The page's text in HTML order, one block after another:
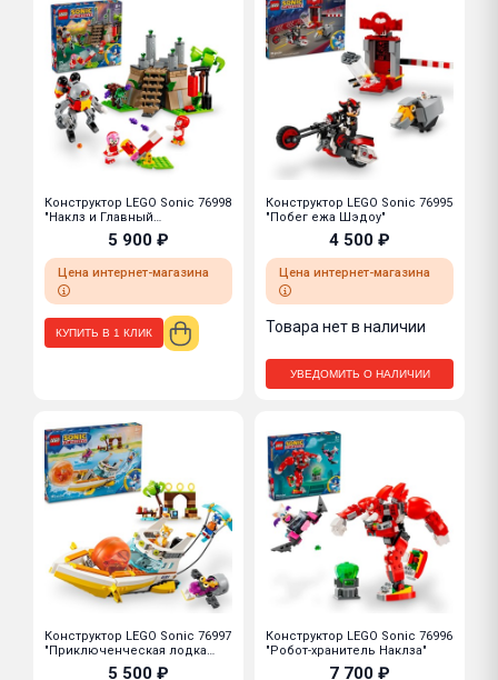
Конструктор LEGO Sonic 76998
"Наклз и Главный
изумрудный храм"
5 900 ₽
Цена интернет-магазина
КУПИТЬ В 1 КЛИК
Конструктор LEGO Sonic 76995
"Побег ежа Шэдоу"
4 500 ₽
Цена интернет-магазина
Товара нет в наличии
УВЕДОМИТЬ О НАЛИЧИИ
Конструктор LEGO Sonic 76997
"Приключенческая лодка
5 500 ₽
Конструктор LEGO Sonic 76996
"Робот-хранитель Наклза"
7 700 ₽